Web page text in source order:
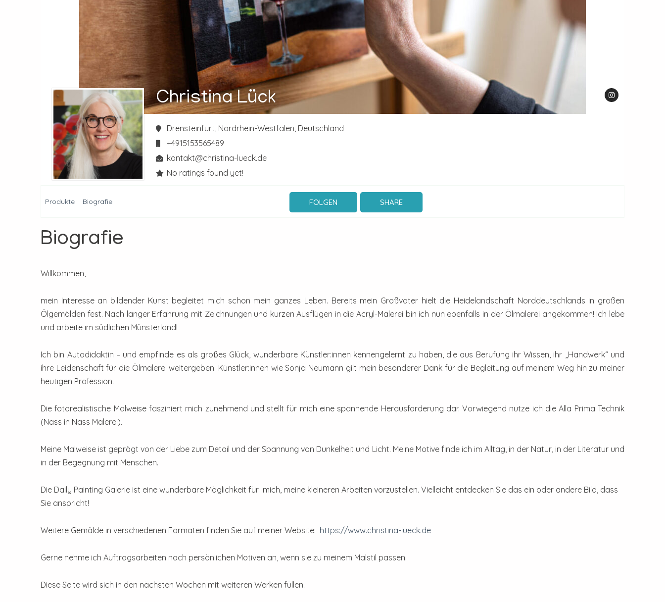
Christina Lück
Drensteinfurt, Nordrhein-Westfalen, Deutschland
+4915153565489
kontakt@christina-lueck.de
No ratings found yet!
Instagram
Produkte Biografie FOLGEN SHARE
Biografie
Willkommen,
mein Interesse an bildender Kunst begleitet mich schon mein ganzes Leben. Bereits mein Großvater hielt die Heidelandschaft Norddeutschlands in großen
Ölgemälden fest. Nach langer Erfahrung mit Zeichnungen und kurzen Ausflügen in die Acryl-Malerei bin ich nun ebenfalls in der Ölmalerei angekommen! Ich lebe
und arbeite im südlichen Münsterland!
Ich bin Autodidaktin – und empfinde es als großes Glück, wunderbare Künstler:innen kennengelernt zu haben, die aus Berufung ihr Wissen, ihr „Handwerk“ und
ihre Leidenschaft für die Ölmalerei weitergeben. Künstler:innen wie Sonja Neumann gilt mein besonderer Dank für die Begleitung auf meinem Weg hin zu meiner
heutigen Profession.
Die fotorealistische Malweise fasziniert mich zunehmend und stellt für mich eine spannende Herausforderung dar. Vorwiegend nutze ich die Alla Prima Technik
(Nass in Nass Malerei).
Meine Malweise ist geprägt von der Liebe zum Detail und der Spannung von Dunkelheit und Licht. Meine Motive finde ich im Alltag, in der Natur, in der Literatur und
in der Begegnung mit Menschen.
Die Daily Painting Galerie ist eine wunderbare Möglichkeit für mich, meine kleineren Arbeiten vorzustellen. Vielleicht entdecken Sie das ein oder andere Bild, dass
Sie anspricht!
Weitere Gemälde in verschiedenen Formaten finden Sie auf meiner Website: https://www.christina-lueck.de
Gerne nehme ich Auftragsarbeiten nach persönlichen Motiven an, wenn sie zu meinem Malstil passen.
Diese Seite wird sich in den nächsten Wochen mit weiteren Werken füllen.